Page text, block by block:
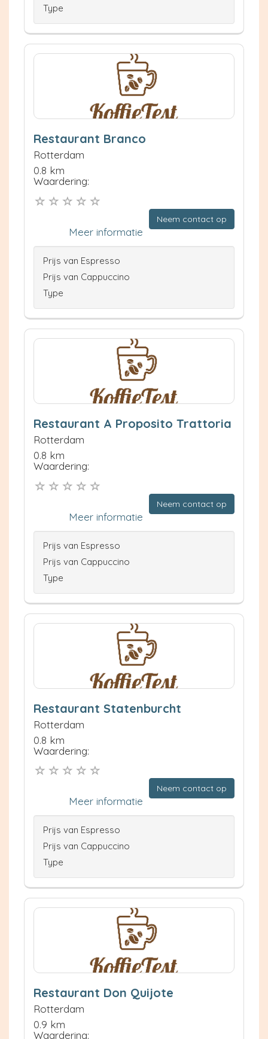
Type
Restaurant Branco
Rotterdam
0.8 km
Waardering:
Neem contact op
Meer informatie
Prijs van Espresso
Prijs van Cappuccino
Type
Restaurant A Proposito Trattoria
Rotterdam
0.8 km
Waardering:
Neem contact op
Meer informatie
Prijs van Espresso
Prijs van Cappuccino
Type
Restaurant Statenburcht
Rotterdam
0.8 km
Waardering:
Neem contact op
Meer informatie
Prijs van Espresso
Prijs van Cappuccino
Type
Restaurant Don Quijote
Rotterdam
0.9 km
Waardering: